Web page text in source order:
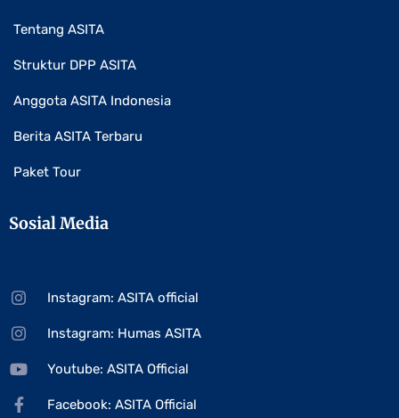
Tentang ASITA
Struktur DPP ASITA
Anggota ASITA Indonesia
Berita ASITA Terbaru
Paket Tour
Sosial Media
Instagram: ASITA official
Instagram: Humas ASITA
Youtube: ASITA Official
Facebook: ASITA Official